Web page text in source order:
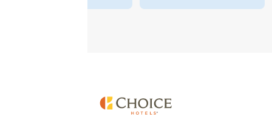
Aceptar todas las cookies Rechazar todas las